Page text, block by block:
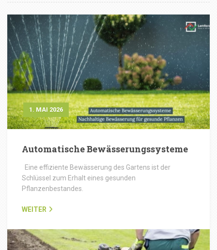
1. MAI 2026
Automatische Bewässerungssysteme
Eine effiziente Bewässerung des Gartens ist der
Schlüssel zum Erhalt eines gesunden
Pflanzenbestandes.
WEITER